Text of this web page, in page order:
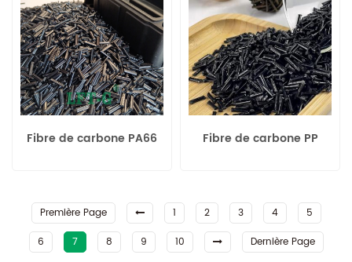
Fibre de carbone PA66 Fibre de carbone PP
Première Page 1 2 3 4
5
6
7 8 9 10 Dernière Page